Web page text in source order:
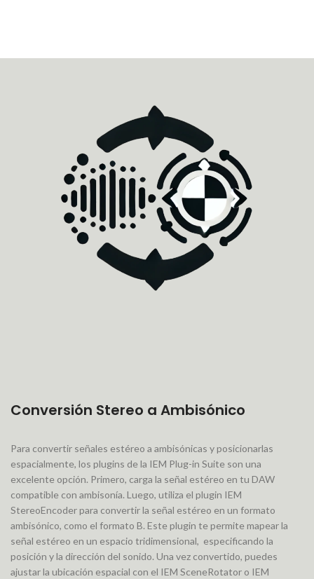
Conversión Stereo a Ambisónico
Para convertir señales estéreo a ambisónicas y posicionarlas
espacialmente, los plugins de la IEM Plug-in Suite son una
excelente opción. Primero, carga la señal estéreo en tu DAW
compatible con ambisonía. Luego, utiliza el plugin IEM
StereoEncoder para convertir la señal estéreo en un formato
ambisónico, como el formato B. Este plugin te permite mapear la
señal estéreo en un espacio tridimensional, especificando la
posición y la dirección del sonido. Una vez convertido, puedes
ajustar la ubicación espacial con el IEM SceneRotator o IEM